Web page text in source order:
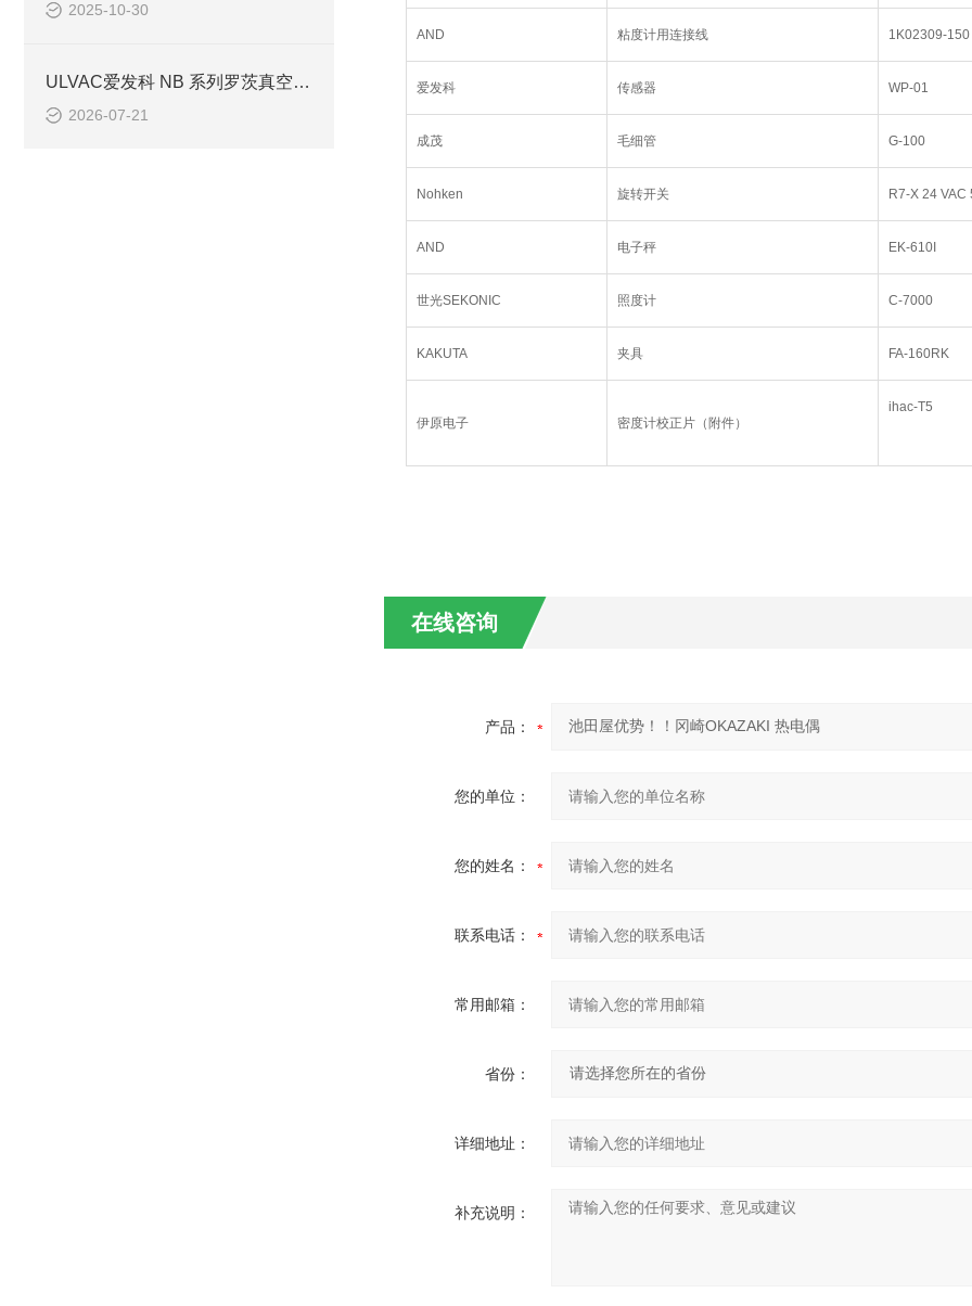
2025-10-30
ULVAC爱发科 NB 系列罗茨真空泵参数迭代及工况选型指南
2026-07-21
AND 粘度计用连接线 1K02309-150
爱发科 传感器 WP-01
成茂 毛细管 G-100
Nohken 旋转开关 R7-X 24 VAC
AND 电子秤 EK-610I
世光SEKONIC 照度计 C-7000
KAKUTA 夹具 FA-160RK
伊原电子 密度计校正片（附件）
ihac-T5
在线咨询
产品：
您的单位：
您的姓名：
联系电话：
常用邮箱：
省份：
详细地址：
补充说明：